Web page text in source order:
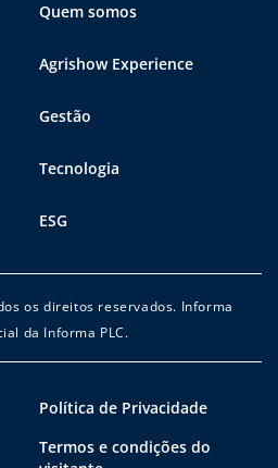
Quem somos
Agrishow Experience
Gestão
Tecnologia
ESG
os direitos reservados. Informa
da Informa PLC.
Política de Privacidade
Termos e condições do